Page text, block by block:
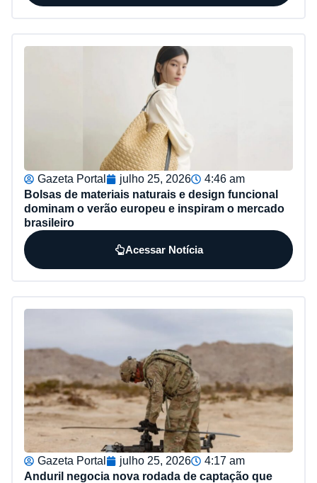
Gazeta Portal julho 25, 2026
4:46 am
Bolsas de materiais naturais e design funcional
dominam o verão europeu e inspiram o mercado
brasileiro
Acessar Notícia
Gazeta Portal julho 25, 2026
4:17 am
Anduril negocia nova rodada de captação que